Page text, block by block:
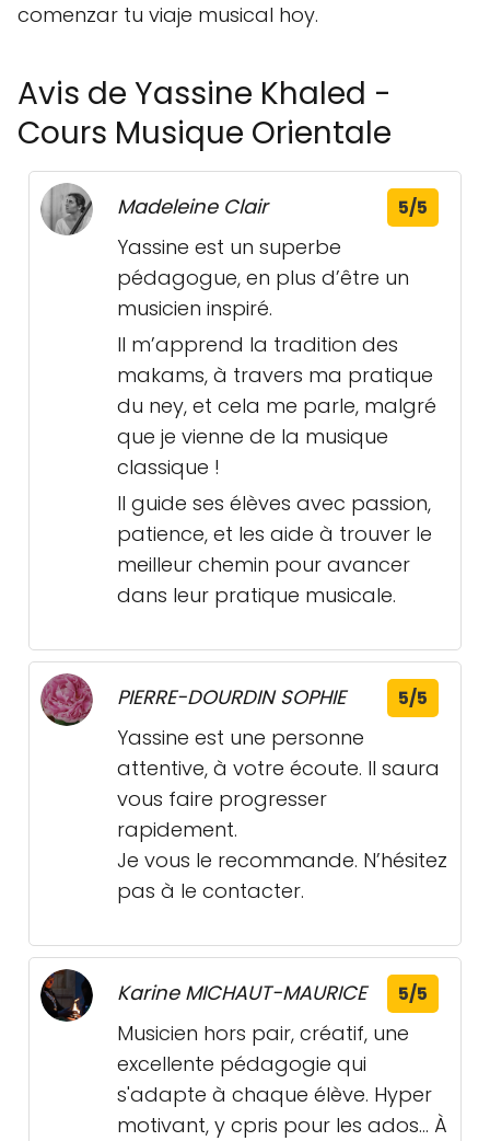
comenzar tu viaje musical hoy.
Avis de Yassine Khaled -
Cours Musique Orientale
Madeleine Clair 5/5
Yassine est un superbe
pédagogue, en plus d’être un
musicien inspiré.
Il m’apprend la tradition des
makams, à travers ma pratique
du ney, et cela me parle, malgré
que je vienne de la musique
classique !
Il guide ses élèves avec passion,
patience, et les aide à trouver le
meilleur chemin pour avancer
dans leur pratique musicale.
PIERRE-DOURDIN SOPHIE 5/5
Yassine est une personne
attentive, à votre écoute. Il saura
vous faire progresser
rapidement.
Je vous le recommande. N’hésitez
pas à le contacter.
Karine MICHAUT-MAURICE 5/5
Musicien hors pair, créatif, une
excellente pédagogie qui
s'adapte à chaque élève. Hyper
motivant, y cpris pour les ados... À